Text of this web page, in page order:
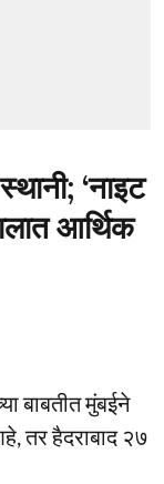
‘नाइट
आर्थिक
बाबतीत मुंबईने
तर हैदराबाद २७